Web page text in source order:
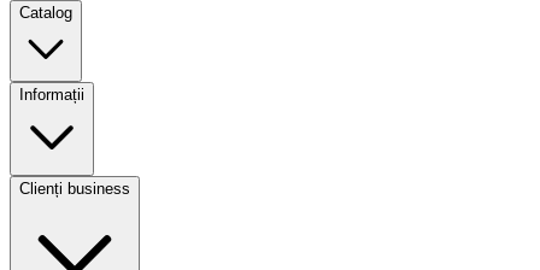
Catalog
Informații
Clienți business